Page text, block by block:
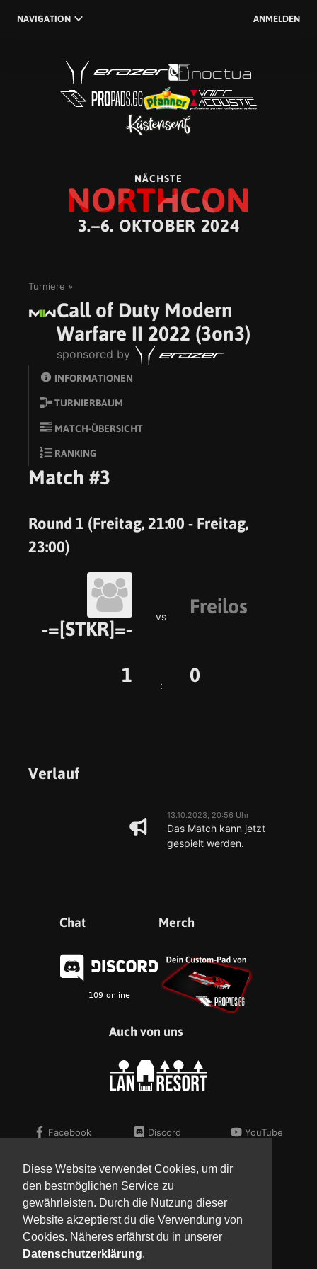
Diese Website verwendet Cookies, um dir
den bestmöglichen Service zu
gewährleisten. Durch die Nutzung dieser
Website akzeptierst du die Verwendung von
Cookies. Näheres erfährst du in unserer
Datenschutzerklärung.
NAVIGATION ANMELDEN
NÄCHSTE
NORTHCON
3.–6. OKTOBER 2024
Turniere
Call of Duty Modern
Warfare II 2022 (3on3)
sponsored by
INFORMATIONEN
TURNIERBAUM
MATCH-ÜBERSICHT
RANKING
Match #3
Round 1 (Freitag, 21:00 - Freitag,
23:00)
-=[STKR]=-
vs Freilos
1 : 0
Verlauf
13.10.2023, 20:56 Uhr
Das Match kann jetzt
gespielt werden.
Chat Merch
Auch von uns
Facebook
Instagram
Discord
Steam
YouTube
Kontakt
Presse
Verein
Impressum
AGB
Datenschutz